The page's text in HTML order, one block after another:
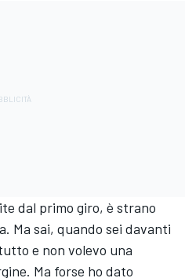
dal primo giro, è strano
Ma sai, quando sei davanti
e non volevo una
Ma forse ho dato